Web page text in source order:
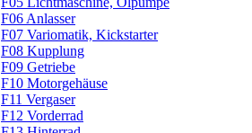
F06 Anlasser
F07 Variomatik, Kickstarter
F08 Kupplung
F09 Getriebe
F10 Motorgehäuse
F11 Vergaser
F12 Vorderrad